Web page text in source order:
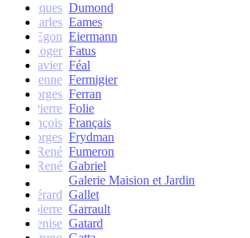
Jacques Dumond
Charles Eames
Egon Eiermann
Roger Fatus
Xavier Féal
Etienne Fermigier
Georges Ferran
Pierre Folie
François Français
Georges Frydman
René Fumeron
René Gabriel
Galerie Maision et Jardin
Gérard Gallet
Jean-pierre Garrault
Denise Gatard